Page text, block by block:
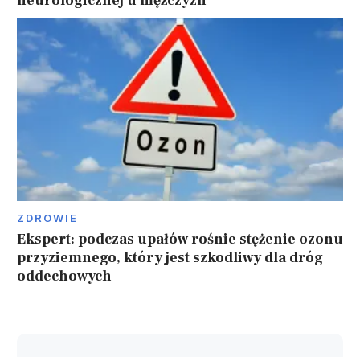
ZDROWIE
Ekspert: podczas upałów rośnie stężenie ozonu
przyziemnego, który jest szkodliwy dla dróg
oddechowych